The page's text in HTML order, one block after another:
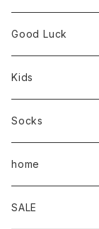
Good Luck
Kids
Socks
home
SALE